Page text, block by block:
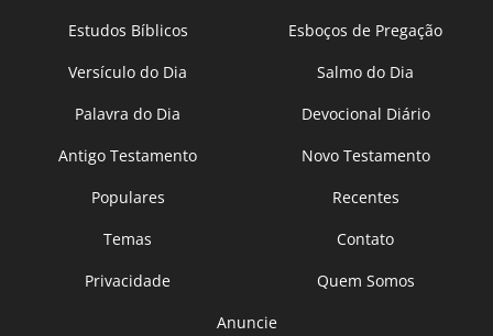
Estudos Bíblicos
Esboços de Pregação
Versículo do Dia
Salmo do Dia
Palavra do Dia
Devocional Diário
Antigo Testamento
Novo Testamento
Populares
Recentes
Temas
Contato
Privacidade
Quem Somos
Anuncie